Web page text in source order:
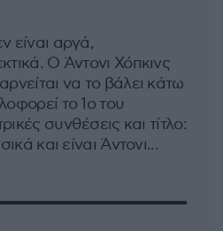
είναι αργά,
Ο Άντονι Χόπκινς
να το βάλει κάτω
το 1ο του
συνθέσεις και τίτλο:
και είναι Άντονι...